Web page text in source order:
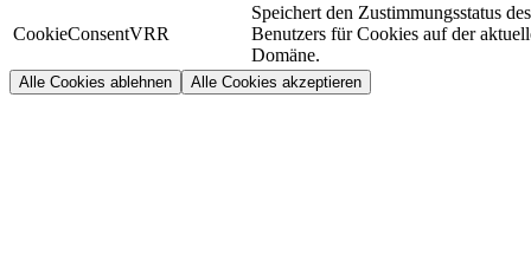
CookieConsentVRR
Speichert den Zustimmungsstatus des
Benutzers für Cookies auf der
Domäne.
Alle Cookies ablehnen Alle Cookies akzeptieren